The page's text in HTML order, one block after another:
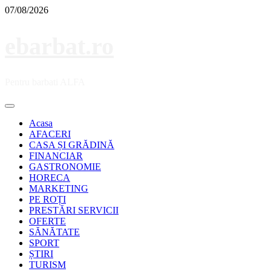
Skip
07/08/2026
Primary
Acasa
AFACERI
CASA ȘI GRĂDINĂ
FINANCIAR
GASTRONOMIE
HORECA
MARKETING
PE ROȚI
PRESTĂRI SERVICII
OFERTE
SĂNĂTATE
SPORT
ȘTIRI
TURISM